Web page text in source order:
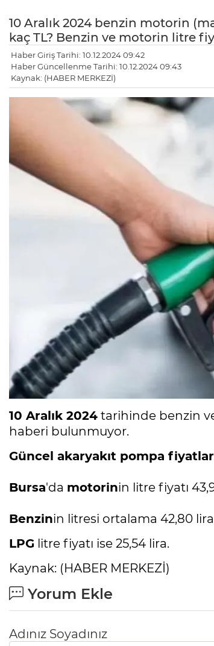
10 Aralık 2024 benzin motorin
kaç TL? Benzin ve motorin litre
Haber Giriş Tarihi: 10.12.2024 09:42
Haber Güncellenme Tarihi: 10.12.2024 09:43
Kaynak: (HABER MERKEZİ)
10 Aralık 2024 tarihinde benzin
haberi bulunmuyor.
Güncel akaryakıt pompa
Bursa'da motorinin litre fiyatı
Benzinin litresi ortalama 42,80
LPG litre fiyatı ise 25,54 lira.
Kaynak: (HABER MERKEZİ)
Yorum Ekle
Adınız Soyadınız